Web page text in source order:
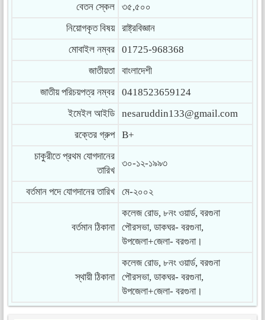
বেতন স্কেল
৩৫,৫০০
নিয়োগকৃত বিষয়
রাষ্ট্রবিজ্ঞান
মোবাইল নম্বর
01725-968368
জাতীয়তা
বাংলাদেশী
জাতীয় পরিচয়পত্র নম্বর
0418523659124
ইমেইল আইডি
nesaruddin133@gmail.com
রক্তের গ্রুপ
B+
চাকুরীতে প্রথম যোগদানের
তারিখ
৩০-১২-১৯৯৩
বর্তমান পদে যোগদানের তারিখ মে-২০০২
বর্তমান ঠিকানা
কলেজ রোড, ৮নং ওয়ার্ড, বরগুনা
পৌরসভা, ডাকঘর- বরগুনা,
উপজেলা+জেলা- বরগুনা।
স্থায়ী ঠিকানা
কলেজ রোড, ৮নং ওয়ার্ড, বরগুনা
পৌরসভা, ডাকঘর- বরগুনা,
উপজেলা+জেলা- বরগুনা।